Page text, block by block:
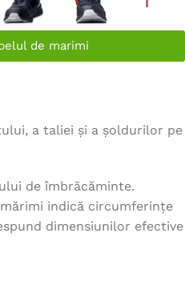
de marimi
a taliei și a șoldurilor pe
de îmbrăcăminte.
indică circumferințe
dimensiunilor efective